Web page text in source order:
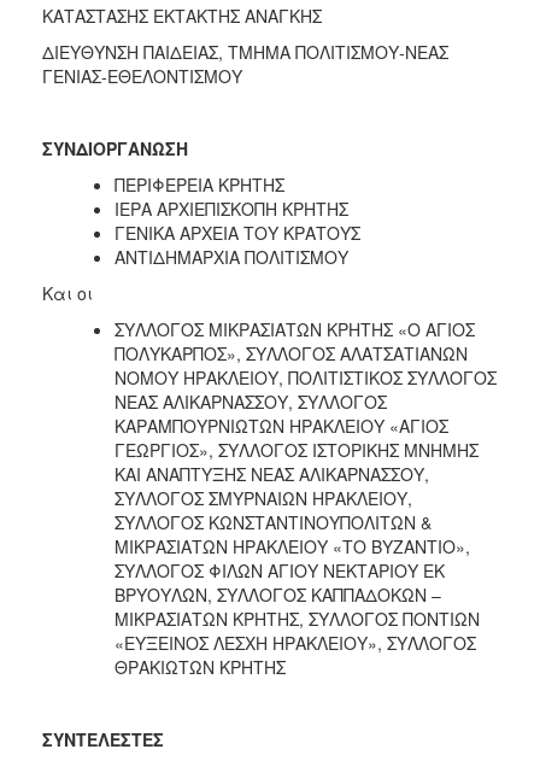
ΚΑΤΑΣΤΑΣΗΣ ΕΚΤΑΚΤΗΣ ΑΝΑΓΚΗΣ
ΔΙΕΥΘΥΝΣΗ ΠΑΙΔΕΙΑΣ, ΤΜΗΜΑ ΠΟΛΙΤΙΣΜΟΥ-ΝΕΑΣ
ΓΕΝΙΑΣ-ΕΘΕΛΟΝΤΙΣΜΟΥ
ΣΥΝΔΙΟΡΓΑΝΩΣΗ
ΠΕΡΙΦΕΡΕΙΑ ΚΡΗΤΗΣ
ΙΕΡΑ ΑΡΧΙΕΠΙΣΚΟΠΗ ΚΡΗΤΗΣ
ΓΕΝΙΚΑ ΑΡΧΕΙΑ ΤΟΥ ΚΡΑΤΟΥΣ
ΑΝΤΙΔΗΜΑΡΧΙΑ ΠΟΛΙΤΙΣΜΟΥ
Και οι
ΣΥΛΛΟΓΟΣ ΜΙΚΡΑΣΙΑΤΩΝ ΚΡΗΤΗΣ «Ο ΑΓΙΟΣ
ΠΟΛΥΚΑΡΠΟΣ», ΣΥΛΛΟΓΟΣ ΑΛΑΤΣΑΤΙΑΝΩΝ
ΝΟΜΟΥ ΗΡΑΚΛΕΙΟΥ, ΠΟΛΙΤΙΣΤΙΚΟΣ ΣΥΛΛΟΓΟΣ
ΝΕΑΣ ΑΛΙΚΑΡΝΑΣΣΟΥ, ΣΥΛΛΟΓΟΣ
ΚΑΡΑΜΠΟΥΡΝΙΩΤΩΝ ΗΡΑΚΛΕΙΟΥ «ΑΓΙΟΣ
ΓΕΩΡΓΙΟΣ», ΣΥΛΛΟΓΟΣ ΙΣΤΟΡΙΚΗΣ ΜΝΗΜΗΣ
ΚΑΙ ΑΝΑΠΤΥΞΗΣ ΝΕΑΣ ΑΛΙΚΑΡΝΑΣΣΟΥ,
ΣΥΛΛΟΓΟΣ ΣΜΥΡΝΑΙΩΝ ΗΡΑΚΛΕΙΟΥ,
ΣΥΛΛΟΓΟΣ ΚΩΝΣΤΑΝΤΙΝΟΥΠΟΛΙΤΩΝ &
ΜΙΚΡΑΣΙΑΤΩΝ ΗΡΑΚΛΕΙΟΥ «ΤΟ ΒΥΖΑΝΤΙΟ»,
ΣΥΛΛΟΓΟΣ ΦΙΛΩΝ ΑΓΙΟΥ ΝΕΚΤΑΡΙΟΥ ΕΚ
ΒΡΥΟΥΛΩΝ, ΣΥΛΛΟΓΟΣ ΚΑΠΠΑΔΟΚΩΝ –
ΜΙΚΡΑΣΙΑΤΩΝ ΚΡΗΤΗΣ, ΣΥΛΛΟΓΟΣ ΠΟΝΤΙΩΝ
«ΕΥΞΕΙΝΟΣ ΛΕΣΧΗ ΗΡΑΚΛΕΙΟΥ», ΣΥΛΛΟΓΟΣ
ΘΡΑΚΙΩΤΩΝ ΚΡΗΤΗΣ
ΣΥΝΤΕΛΕΣΤΕΣ